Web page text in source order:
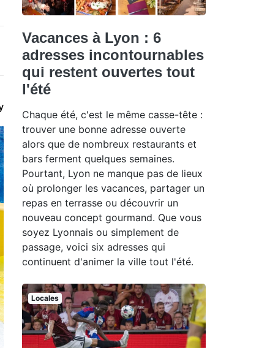
Vacances à Lyon : 6
adresses incontournables
qui restent ouvertes tout
l'été
Chaque été, c'est le même casse-tête :
trouver une bonne adresse ouverte
alors que de nombreux restaurants et
bars ferment quelques semaines.
Pourtant, Lyon ne manque pas de lieux
où prolonger les vacances, partager un
repas en terrasse ou découvrir un
nouveau concept gourmand. Que vous
soyez Lyonnais ou simplement de
passage, voici six adresses qui
continuent d'animer la ville tout l'été.
Locales